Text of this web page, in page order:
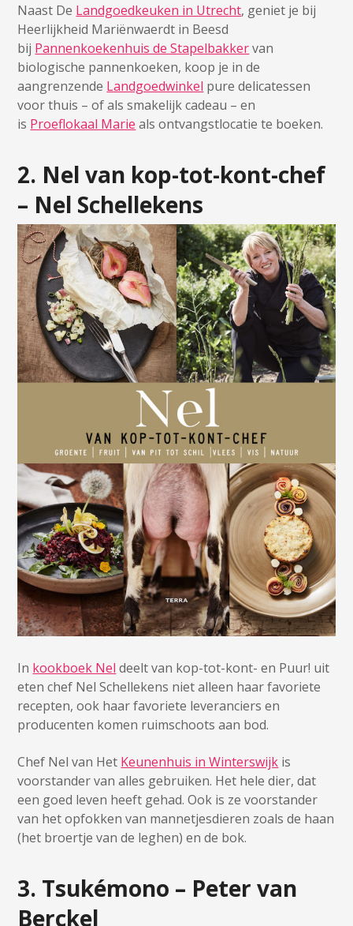
Naast De Landgoedkeuken in Utrecht, geniet je bij
Heerlijkheid Mariënwaerdt in Beesd
bij Pannenkoekenhuis de Stapelbakkervan
biologische pannenkoeken, koop je in de
aangrenzende Landgoedwinkel pure delicatessen
voor thuis – of als smakelijk cadeau – en
is Proeflokaal Marie als ontvangstlocatie te boeken.
2. Nel van kop-tot-kont-chef
– Nel Schellekens
In kookboek Nel deelt van kop-tot-kont- en Puur! uit
eten chef Nel Schellekens niet alleen haar favoriete
recepten, ook haar favoriete leveranciers en
producenten komen ruimschoots aan bod.
Chef Nel van Het Keunenhuis in Winterswijk is
voorstander van alles gebruiken. Het hele dier, dat
een goed leven heeft gehad. Ook is ze voorstander
van het opfokken van mannetjesdieren zoals de haan
(het broertje van de leghen) en de bok.
3. Tsukémono – Peter van
Berckel